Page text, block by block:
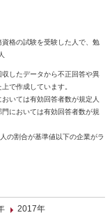
格の試験を受験した人で、勉
したデータから不正回答や異
で作成しています。
いては有効回答者数が規定人
においては有効回答者数が規
の割合が基準値以下の企業がラ
2017年